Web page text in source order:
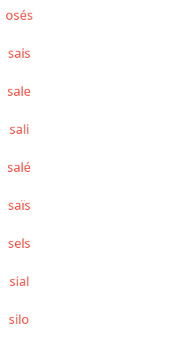
osés
sais
sale
sali
salé
saïs
sels
sial
silo